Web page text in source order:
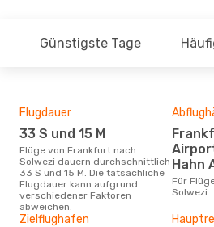
Günstigste Tage
Flugdauer
33 S und 15 M
Flüge von Frankfurt nach
Solwezi dauern durchschnittlich
33 S und 15 M. Die tatsächliche
Flugdauer kann aufgrund
verschiedener Faktoren
abweichen.
Frankfurt International
Hahn
Für Flüge von Frankfurt nach
Solwezi
Zielflughafen